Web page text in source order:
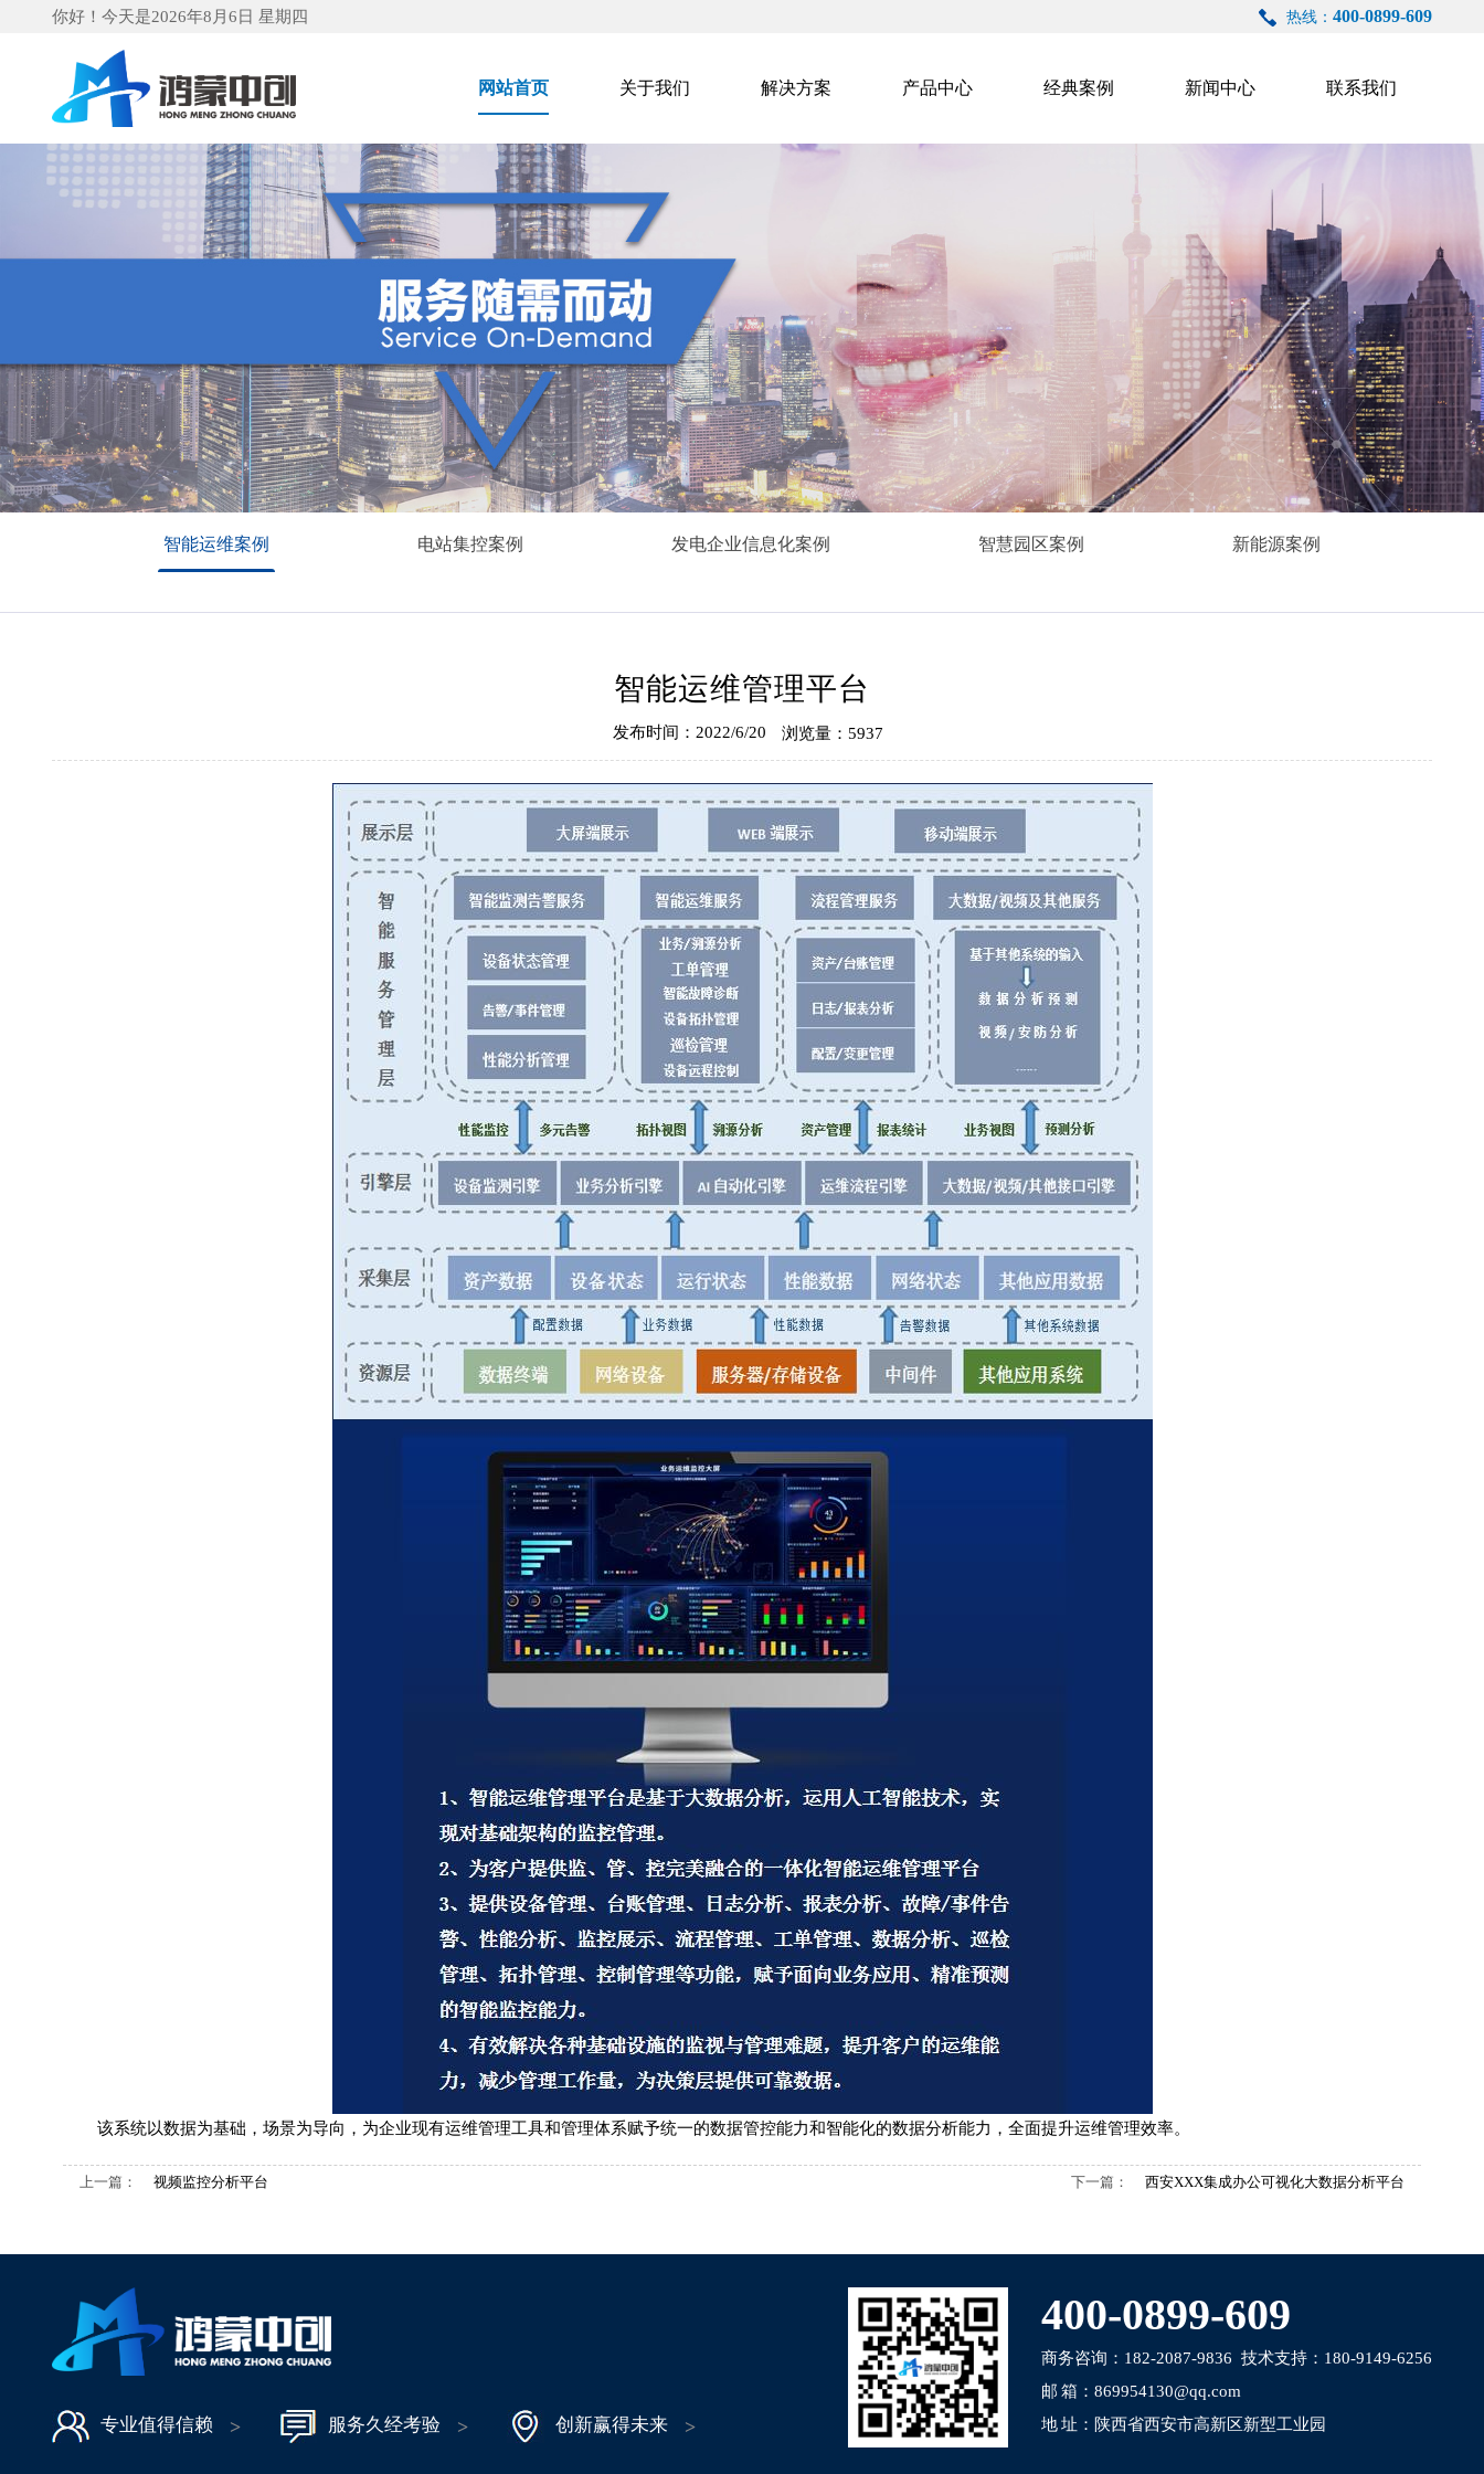
你好！今天是2026年8月6日 星期四 热线： 400-0899-609
网站首页 关于我们 解决方案 产品中心 经典案例 新闻中心 联系我们
智能运维案例 电站集控案例 发电企业信息化案例 智慧园区案例 新能源案例
智能运维管理平台
发布时间：2022/6/20 浏览量：5937
该系统以数据为基础，场景为导向，为企业现有运维管理工具和管理体系赋予统一的数据管控能力和智能化的数据分析能力，全面提升运维管理效率。
上一篇： 视频监控分析平台 下一篇： 西安XXX集成办公可视化大数据分析平台
专业值得信赖 > 服务久经考验 > 创新赢得未来 >
400-0899-609
商务咨询：182-2087-9836 技术支持：180-9149-6256
邮 箱：869954130@qq.com
地 址：陕西省西安市高新区新型工业园